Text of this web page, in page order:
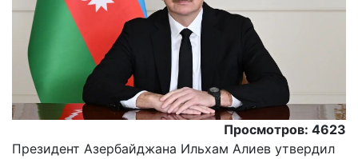
Просмотров: 4623
Президент Азербайджана Ильхам Алиев утвердил